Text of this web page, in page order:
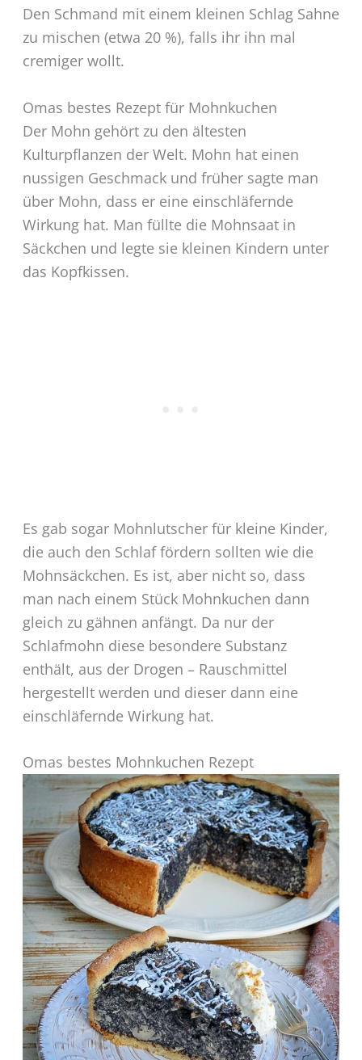
Den Schmand mit einem kleinen Schlag Sahne
zu mischen (etwa 20 %), falls ihr ihn mal
cremiger wollt.
Omas bestes Rezept für Mohnkuchen
Der Mohn gehört zu den ältesten
Kulturpflanzen der Welt. Mohn hat einen
nussigen Geschmack und früher sagte man
über Mohn, dass er eine einschläfernde
Wirkung hat. Man füllte die Mohnsaat in
Säckchen und legte sie kleinen Kindern unter
das Kopfkissen.
Es gab sogar Mohnlutscher für kleine Kinder,
die auch den Schlaf fördern sollten wie die
Mohnsäckchen. Es ist, aber nicht so, dass
man nach einem Stück Mohnkuchen dann
gleich zu gähnen anfängt. Da nur der
Schlafmohn diese besondere Substanz
enthält, aus der Drogen – Rauschmittel
hergestellt werden und dieser dann eine
einschläfernde Wirkung hat.
Omas bestes Mohnkuchen Rezept